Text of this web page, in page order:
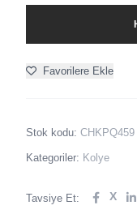
Favorilere Ekle
Stok kodu: CHKPQ459
Kategoriler: Kolye
Tavsiye Et: X